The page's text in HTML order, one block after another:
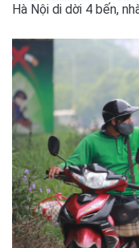
Hà Nội di dời 4 bến,